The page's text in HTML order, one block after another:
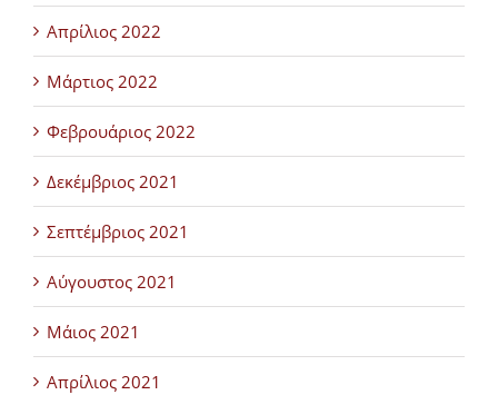
Απρίλιος 2022
Μάρτιος 2022
Φεβρουάριος 2022
Δεκέμβριος 2021
Σεπτέμβριος 2021
Αύγουστος 2021
Μάιος 2021
Απρίλιος 2021